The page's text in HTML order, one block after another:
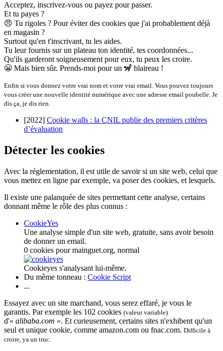
Acceptez, inscrivez-vous ou payez pour passer.
Et tu payes ?
😠 Tu rigoles ? Pour éviter des cookies que j'ai probablement déjà
en magasin ?
Surtout qu'en t'inscrivant, tu les aides.
Tu leur fournis sur un plateau ton identité, tes coordonnées...
Qu'ils garderont soigneusement pour eux, tu peux les croire.
😬 Mais bien sûr. Prends-moi pour un 🦨 blaireau !
Enfin si vous donnez votre vrai nom et votre vrai email. Vous pouvez toujours
vous créer une nouvelle identité numérique avec une adresse email poubelle. Je
dis ça, je dis rien.
[2022] Cookie walls : la CNIL publie des premiers critères
d’évaluation
Détecter les cookies
Avec la réglementation, il est utile de savoir si un site web, celui que
vous mettez en ligne par exemple, va poser des cookies, et lesquels.
Il existe une palanquée de sites permettant cette analyse, certains
donnant même le rôle des plus connus :
CookieYes
Une analyse simple d'un site web, gratuite, sans avoir besoin
de donner un email.
0 cookies pour mainguet.org, normal
Cookieyes s'analysant lui-même.
Du même tonneau : Cookie Script
...
Essayez avec un site marchand, vous serez effaré, je vous le
garantis. Par exemple les 102 cookies (valeur variable)
d'« alibaba.com ». Et curieusement, certains sites n'exhibent qu'un
seul et unique cookie, comme amazon.com ou fnac.com. Difficile à
croire, ya un truc.